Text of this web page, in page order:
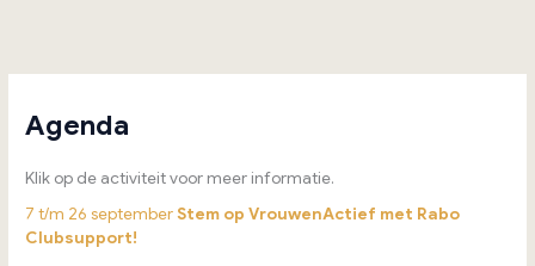
Agenda
Klik op de activiteit voor meer informatie.
7 t/m 26 septemberStem op VrouwenActief met Rabo
Clubsupport!